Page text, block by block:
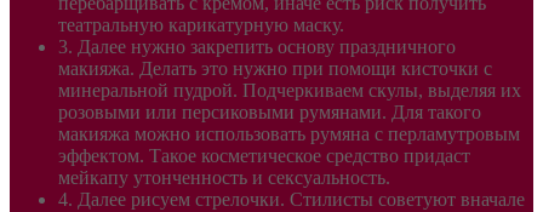
театральную карикатурную маску.
3. Далее нужно закрепить основу праздничного
макияжа. Делать это нужно при помощи кисточки с
минеральной пудрой. Подчеркиваем скулы, выделяя их
розовыми или персиковыми румянами. Для такого
макияжа можно использовать румяна с перламутровым
эффектом. Такое косметическое средство придаст
мейкапу утонченность и сексуальность.
4. Далее рисуем стрелочки. Стилисты советуют вначале